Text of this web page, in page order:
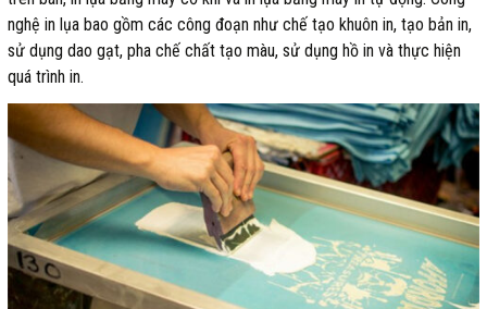
nghệ in lụa bao gồm các công đoạn như chế tạo khuôn in, tạo bản in,
sử dụng dao gạt, pha chế chất tạo màu, sử dụng hồ in và thực hiện
quá trình in.